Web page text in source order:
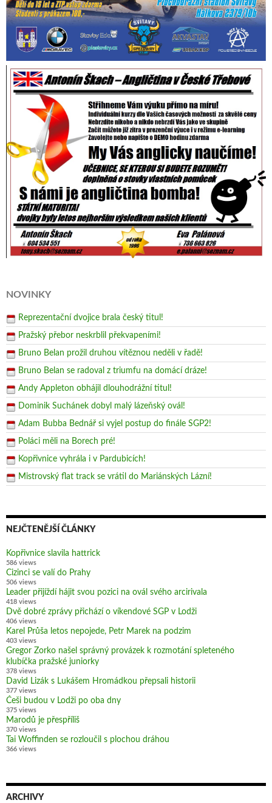
NOVINKY
Reprezentační dvojice brala český titul!
Pražský přebor neskrblil překvapeními!
Bruno Belan prožil druhou vítěznou neděli v řadě!
Bruno Belan se radoval z triumfu na domácí dráze!
Andy Appleton obhájil dlouhodrážní titul!
Dominik Suchánek dobyl malý lázeňský ovál!
Adam Bubba Bednář si vyjel postup do finále SGP2!
Poláci měli na Borech pré!
Kopřivnice vyhrála i v Pardubicích!
Mistrovský flat track se vrátil do Mariánských Lázní!
NEJČTENĚJŠÍ ČLÁNKY
Kopřivnice slavila hattrick
586 views
Cizinci se valí do Prahy
506 views
Leader přijíždí hájit svou pozici na ovál svého arcirivala
418 views
Dvě dobré zprávy přichází o víkendové SGP v Lodži
406 views
Karel Průša letos nepojede, Petr Marek na podzim
403 views
Gregor Zorko našel správný provázek k rozmotání spleteného
klubíčka pražské juniorky
378 views
David Lizák s Lukášem Hromádkou přepsali historii
377 views
Češi budou v Lodži po oba dny
375 views
Marodů je přespříliš
370 views
Tai Woffinden se rozloučil s plochou dráhou
366 views
ARCHIVY